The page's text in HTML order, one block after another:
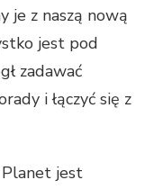
je z naszą nową
jest pod
zadawać
i łączyć się z
jest